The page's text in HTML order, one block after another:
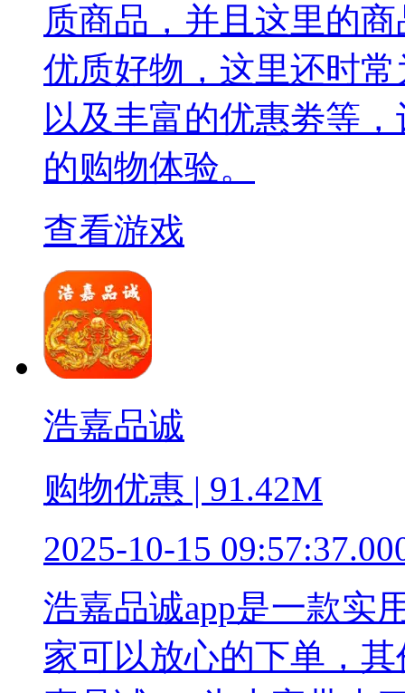
质商品，并且这里的
优质好物，这里还时
以及丰富的优惠劵等
的购物体验。
查看游戏
浩嘉品诚
购物优惠 | 91.42M
2025-10-15
浩嘉品诚app是一款实
家可以放心的下单，